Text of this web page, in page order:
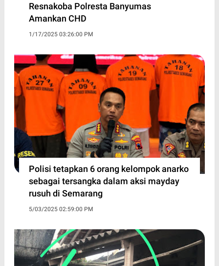
Resnakoba Polresta Banyumas
Amankan CHD
1/17/2025 03:26:00 PM
Polisi tetapkan 6 orang kelompok anarko
sebagai tersangka dalam aksi mayday
rusuh di Semarang
5/03/2025 02:59:00 PM